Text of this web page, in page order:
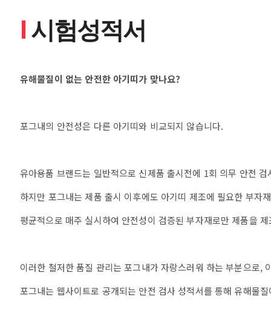
l시험성적서
유해물질이 없는 안전한 아기띠가 맞나요?
포그내의 안전성은 다른 아기띠와 비교되지 않습니다.
유아용품 브랜드는 일반적으로 신제품 출시전에 1회 의무 안전
하지만 포그내는 제품 출시 이후에도 아기띠 제조에 필요한 부자
평균적으로 매주 실시하여 안전성이 검증된 부자재로만 제품을
이러한 철저한 품질 관리는 포그내가 자랑스러워 하는 부분으로,
포그내는 웹사이트로 공개되는 안전 검사 성적서를 통해 유해물